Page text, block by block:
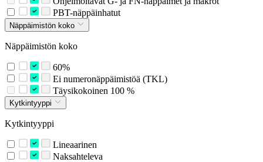
PBT-näppäinhatut
Näppäimistön koko
Näppäimistön koko
60%
Ei numeronäppäimistöä (TKL)
Täysikokoinen 100 %
Kytkintyyppi
Kytkintyyppi
Lineaarinen
Naksahteleva